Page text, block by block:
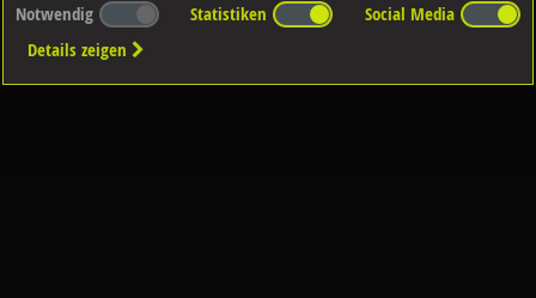
Notwendig Statistiken
Social Media
Details zeigen